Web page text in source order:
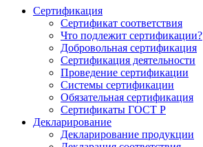
Сертификация
Сертификат соответствия
Что подлежит сертификации?
Добровольная сертификация
Сертификация деятельности
Проведение сертификации
Системы сертификации
Обязательная сертификация
Сертификаты ГОСТ Р
Декларирование
Декларирование продукции